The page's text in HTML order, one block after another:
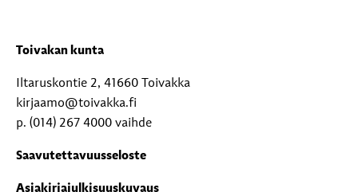
Toivakan kunta
Iltaruskontie 2, 41660 Toivakka
kirjaamo@toivakka.fi
p. (014) 267 4000 vaihde
Saavutettavuusseloste
Asiakirjajulkisuuskuvaus